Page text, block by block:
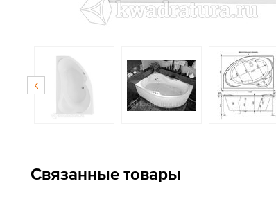
Связанные товары